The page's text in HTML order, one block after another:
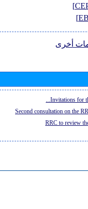
أخرى
Invitations for
Second consultation on the
RRC to review